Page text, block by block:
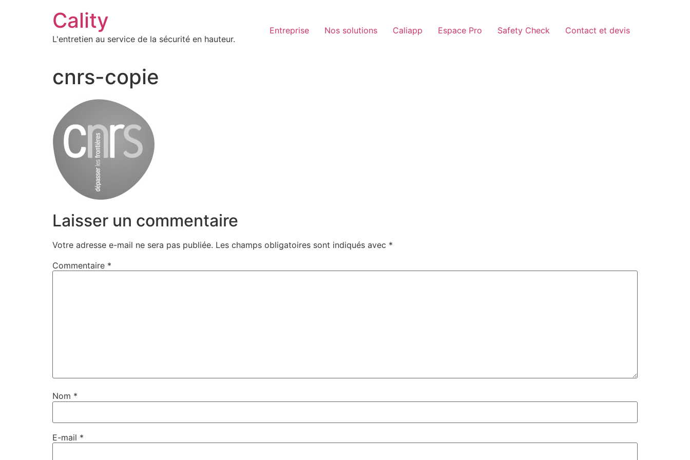
Cality
L'entretien au service de la sécurité en hauteur.
Entreprise Nos solutions Caliapp Espace Pro Safety Check Contact et devis
cnrs-copie
Laisser un commentaire
Votre adresse e-mail ne sera pas publiée. Les champs obligatoires sont indiqués avec *
Commentaire *
Nom *
E-mail *